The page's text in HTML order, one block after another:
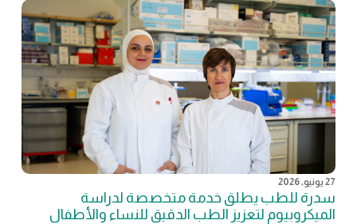
27 يونيو, 2026
سدرة للطب يطلق خدمة متخصصة لدراسة
الميكروبيوم لتعزيز الطب الدقيق للنساء والأطفال